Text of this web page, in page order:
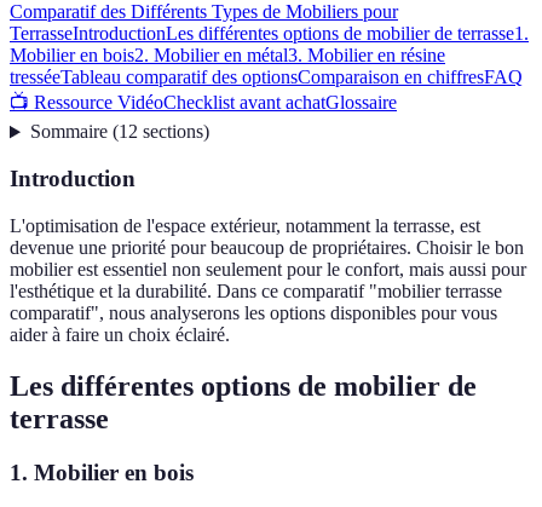
Comparatif des Différents Types de Mobiliers pour
TerrasseIntroductionLes différentes options de mobilier de terrasse1.
Mobilier en bois2. Mobilier en métal3. Mobilier en résine
tresséeTableau comparatif des optionsComparaison en chiffresFAQ
📺 Ressource VidéoChecklist avant achatGlossaire
Sommaire(12 sections)
Introduction
L'optimisation de l'espace extérieur, notamment la terrasse, est
devenue une priorité pour beaucoup de propriétaires. Choisir le bon
mobilier est essentiel non seulement pour le confort, mais aussi pour
l'esthétique et la durabilité. Dans ce comparatif "mobilier terrasse
comparatif", nous analyserons les options disponibles pour vous
aider à faire un choix éclairé.
Les différentes options de mobilier de
terrasse
1. Mobilier en bois